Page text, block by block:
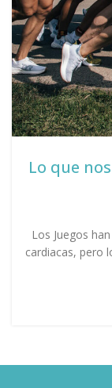
Lo que
Los Juegos
cardiacas, pero